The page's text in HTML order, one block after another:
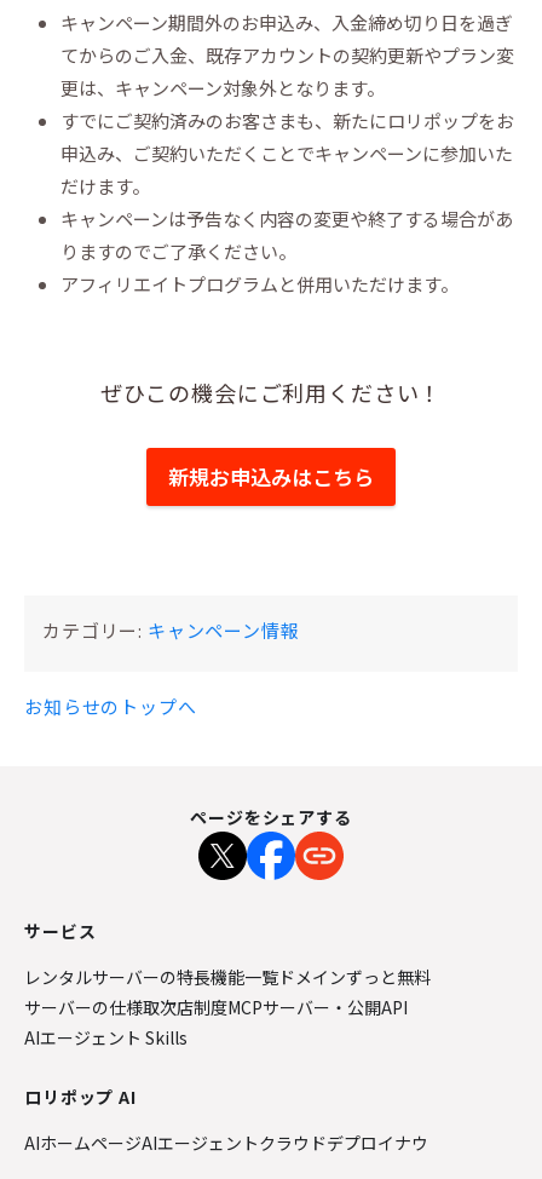
キャンペーン期間外のお申込み、入金締め切り日を過ぎ
てからのご入金、既存アカウントの契約更新やプラン変
更は、キャンペーン対象外となります。
すでにご契約済みのお客さまも、新たにロリポップをお
申込み、ご契約いただくことでキャンペーンに参加いた
だけます。
キャンペーンは予告なく内容の変更や終了する場合があ
りますのでご了承ください。
アフィリエイトプログラムと併用いただけます。
ぜひこの機会にご利用ください！
新規お申込みはこちら
カテゴリー: キャンペーン情報
お知らせのトップへ
ページをシェアする
サービス
レンタルサーバーの特長機能一覧 ドメインずっと無料
サーバーの仕様取次店制度MCPサーバー・公開API
AIエージェント Skills
ロリポップ AI
AIホームページAIエージェントクラウドデプロイナウ